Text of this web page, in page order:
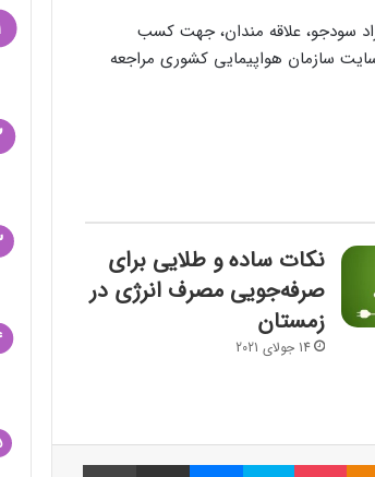
سودجو، علاقه مندان، جهت کسب
سازمان هواپیمایی کشوری مراجعه
نکات ساده و طلایی برای
صرفه‌جویی مصرف انرژی در
زمستان
14 جولای 2021
Odnoklassniki پاکت اسکایپ مسنجر اشتراک گذاری با ایمیل